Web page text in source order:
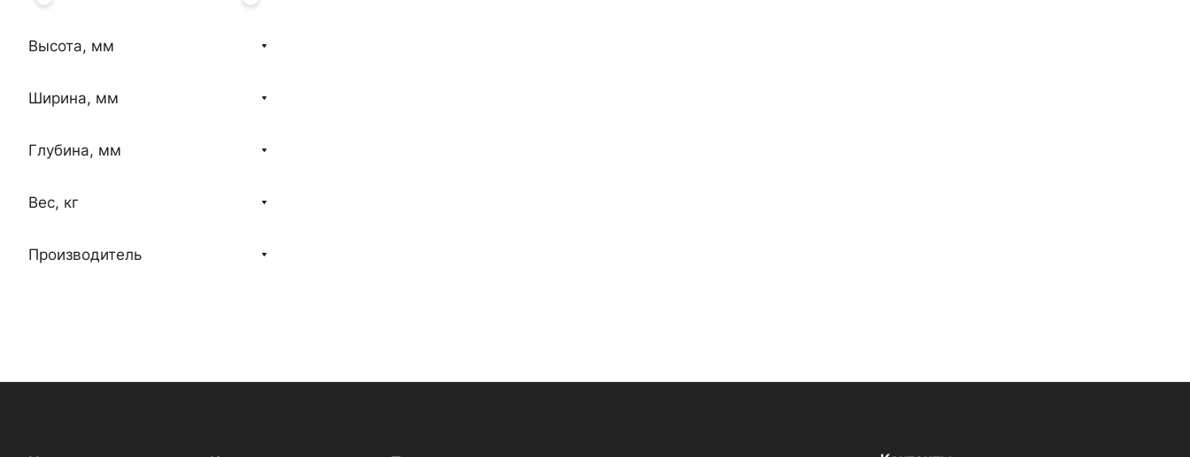
Высота, мм
Ширина, мм
Глубина, мм
Вес, кг
Производитель